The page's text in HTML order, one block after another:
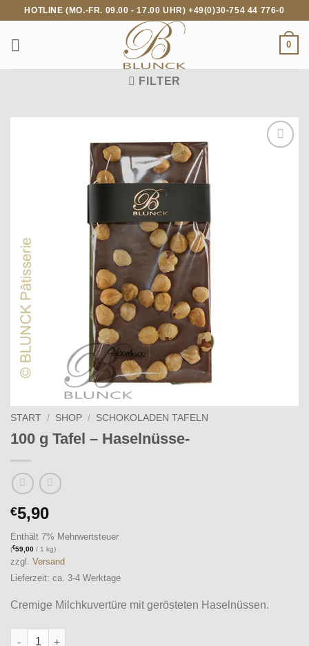
springen
HOTLINE (MO.-FR. 09.00 - 17.00 UHR) +49(0)30-754 44 776-0
0
FILTER
START / SHOP / SCHOKOLADEN TAFELN
100 g Tafel – Haselnüsse-
€5,90
Enthält 7% Mehrwertsteuer
(€59,00 / 1 kg)
zzgl. Versand
Lieferzeit: ca. 3-4 Werktage
Cremige Milchkuvertüre mit gerösteten Haselnüssen.
100 g Tafel - Haselnüsse- Menge